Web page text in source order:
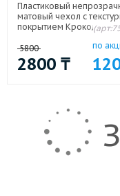
Пластиковый
матовый чехол с
покрытием Крокодил
5800
2800 ₸
по